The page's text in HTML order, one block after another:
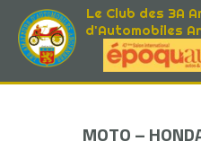
Le Club des 3A
d'Automobiles
MOTO –